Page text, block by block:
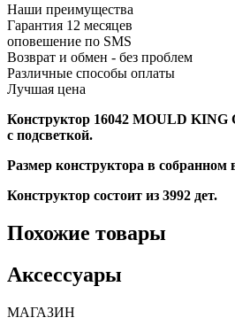
Наши преимущества
Гарантия 12 месяцев
оповешение по SMS
Возврат и обмен - без проблем
Различные способы оплаты
Лучшая цена
Конструктор 16042 MOULD KING
с подсветкой.
Размер конструктора в собранном
Конструктор состоит из 3992 дет.
Похожие товары
Аксессуары
МАГАЗИН